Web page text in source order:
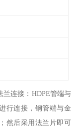
兰连接：HDPE管端与
行连接，钢管端与金
然后采用法兰片即可